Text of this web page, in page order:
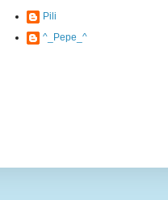
Pili
^_Pepe_^